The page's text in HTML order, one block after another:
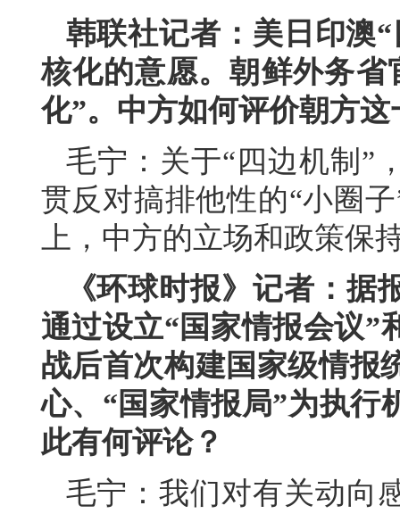
韩联社记者：美日印澳
核化的意愿。朝鲜外务
化”。中方如何评价朝方这
毛宁：关于“四边机制”
贯反对搞排他性的“小圈
上，中方的立场和政策保
《环球时报》记者：
通过设立“国家情报会议”
战后首次构建国家级情报
心、“国家情报局”为执行
此有何评论？
毛宁：我们对有关动向